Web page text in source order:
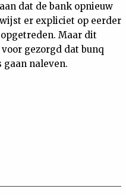
dat de bank opnieuw
er expliciet op eerder
Maar dit
gezorgd dat bunq
gaan naleven.